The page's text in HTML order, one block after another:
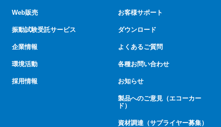
Web販売
振動試験受託サービス
企業情報
環境活動
採用情報
お客様サポート
ダウンロード
よくあるご質問
各種お問い合わせ
お知らせ
製品へのご意見（エコーカー
ド）
資材調達（サプライヤー募集）